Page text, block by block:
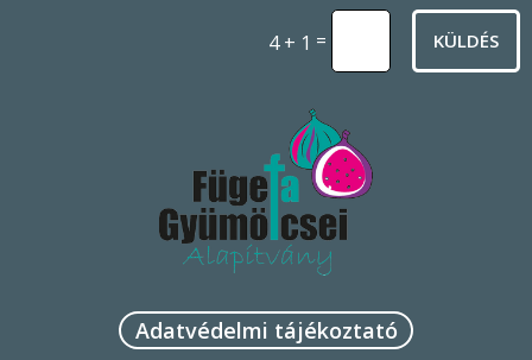
4 + 1 = KÜLDÉS
Adatvédelmi tájékoztató